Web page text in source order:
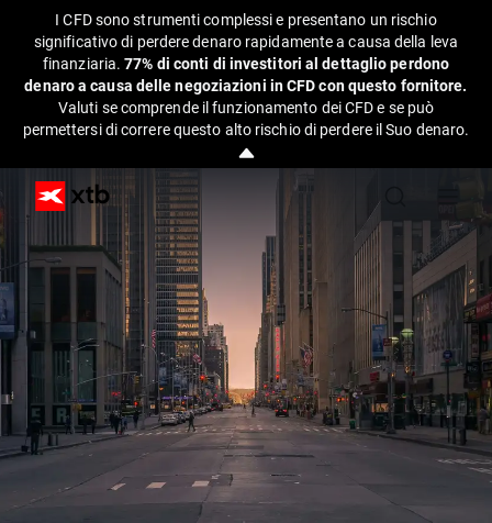
I CFD sono strumenti complessi e presentano un rischio
significativo di perdere denaro rapidamente a causa della leva
finanziaria.77% di conti di investitori al dettaglio perdono
denaro a causa delle negoziazioni in CFD con questo fornitore.
Valuti se comprende il funzionamento dei CFD e se può
permettersi di correre questo alto rischio di perdere il Suo denaro.